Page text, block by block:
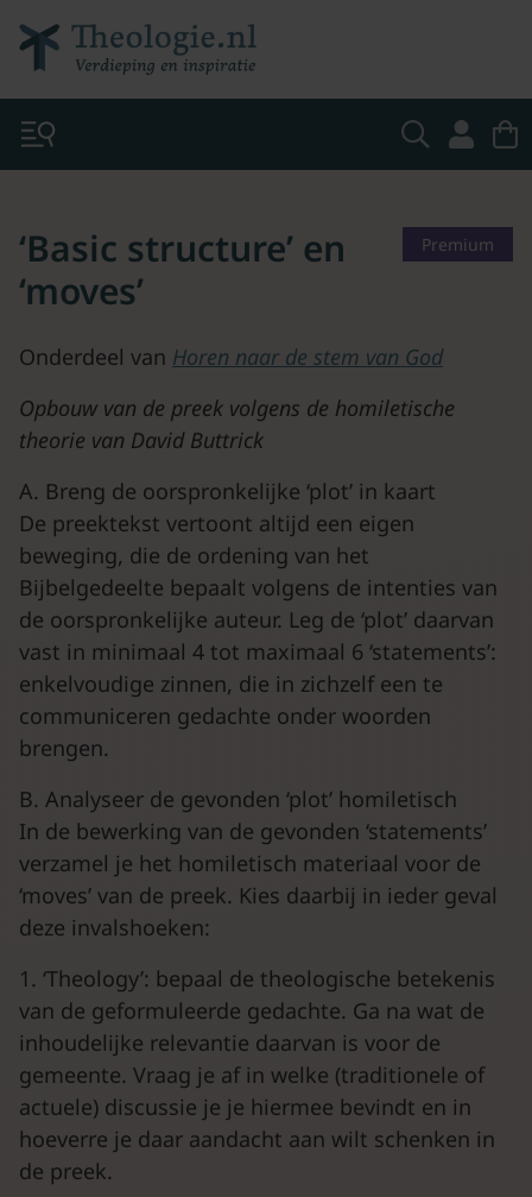
Premium
‘Basic structure’ en
‘moves’
Onderdeel van Horen naar de stem van God
Opbouw van de preek volgens de homiletische
theorie van David Buttrick
A. Breng de oorspronkelijke ‘plot’ in kaart
De preektekst vertoont altijd een eigen
beweging, die de ordening van het
Bijbelgedeelte bepaalt volgens de intenties van
de oorspronkelijke auteur. Leg de ‘plot’ daarvan
vast in minimaal 4 tot maximaal 6 ‘statements’:
enkelvoudige zinnen, die in zichzelf een te
communiceren gedachte onder woorden
brengen.
B. Analyseer de gevonden ‘plot’ homiletisch
In de bewerking van de gevonden ‘statements’
verzamel je het homiletisch materiaal voor de
‘moves’ van de preek. Kies daarbij in ieder geval
deze invalshoeken:
1. ‘Theology’: bepaal de theologische betekenis
van de geformuleerde gedachte. Ga na wat de
inhoudelijke relevantie daarvan is voor de
gemeente. Vraag je af in welke (traditionele of
actuele) discussie je je hiermee bevindt en in
hoeverre je daar aandacht aan wilt schenken in
de preek.